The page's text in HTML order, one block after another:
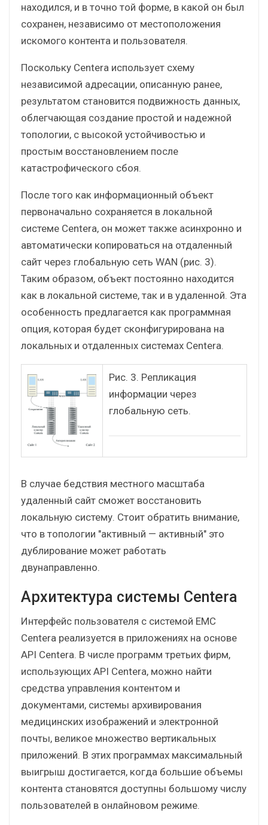
находился, и в точно той форме, в какой он был
сохранен, независимо от местоположения
искомого контента и пользователя.
Поскольку Centera использует схему
независимой адресации, описанную ранее,
результатом становится подвижность данных,
облегчающая создание простой и надежной
топологии, с высокой устойчивостью и
простым восстановлением после
катастрофического сбоя.
После того как информационный объект
первоначально сохраняется в локальной
системе Centera, он может также асинхронно и
автоматически копироваться на отдаленный
сайт через глобальную сеть WAN (рис. 3).
Таким образом, объект постоянно находится
как в локальной системе, так и в удаленной. Эта
особенность предлагается как программная
опция, которая будет сконфигурирована на
локальных и отдаленных системах Centera.
Рис. 3. Репликация
информации через
глобальную сеть.
В случае бедствия местного масштаба
удаленный сайт сможет восстановить
локальную систему. Стоит обратить внимание,
что в топологии "активный — активный" это
дублирование может работать
двунаправленно.
Архитектура системы Centera
Интерфейс пользователя с системой EMC
Centera реализуется в приложениях на основе
API Centera. В числе программ третьих фирм,
использующих API Centera, можно найти
средства управления контентом и
документами, системы архивирования
медицинских изображений и электронной
почты, великое множество вертикальных
приложений. В этих программах максимальный
выигрыш достигается, когда большие объемы
контента становятся доступны большому числу
пользователей в онлайновом режиме.